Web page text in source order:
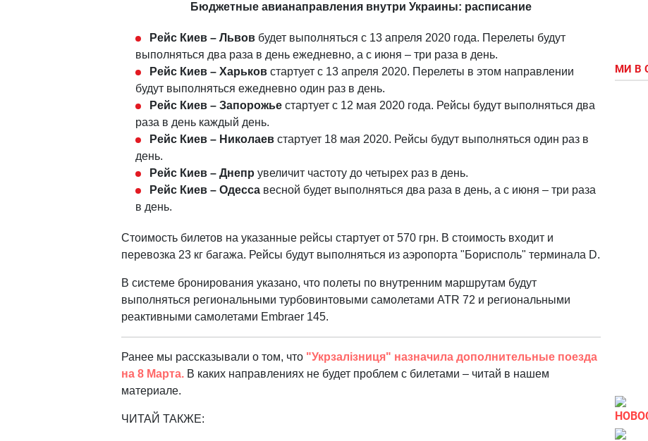
Бюджетные авианаправления внутри Украины: расписание
Рейс Киев – Львов будет выполняться с 13 апреля 2020 года. Перелеты будут
выполняться два раза в день ежедневно, а с июня – три раза в день.
Рейс Киев – Харьков стартует с 13 апреля 2020. Перелеты в этом направлении
будут выполняться ежедневно один раз в день.
Рейс Киев – Запорожье стартует с 12 мая 2020 года. Рейсы будут выполняться два
раза в день каждый день.
Рейс Киев – Николаев стартует 18 мая 2020. Рейсы будут выполняться один раз в
день.
Рейс Киев – Днепр увеличит частоту до четырех раз в день.
Рейс Киев – Одесса весной будет выполняться два раза в день, а с июня – три раза
в день.
Стоимость билетов на указанные рейсы стартует от 570 грн. В стоимость входит и
перевозка 23 кг багажа. Рейсы будут выполняться из аэропорта "Борисполь" терминала D.
В системе бронирования указано, что полеты по внутренним маршрутам будут
выполняться региональными турбовинтовыми самолетами ATR 72 и региональными
реактивными самолетами Embraer 145.
Ранее мы рассказывали о том, что "Укрзалізниця" назначила дополнительные поезда
на 8 Марта. В каких направлениях не будет проблем с билетами – читай в нашем
материале.
ЧИТАЙ ТАКЖЕ:
МИ В